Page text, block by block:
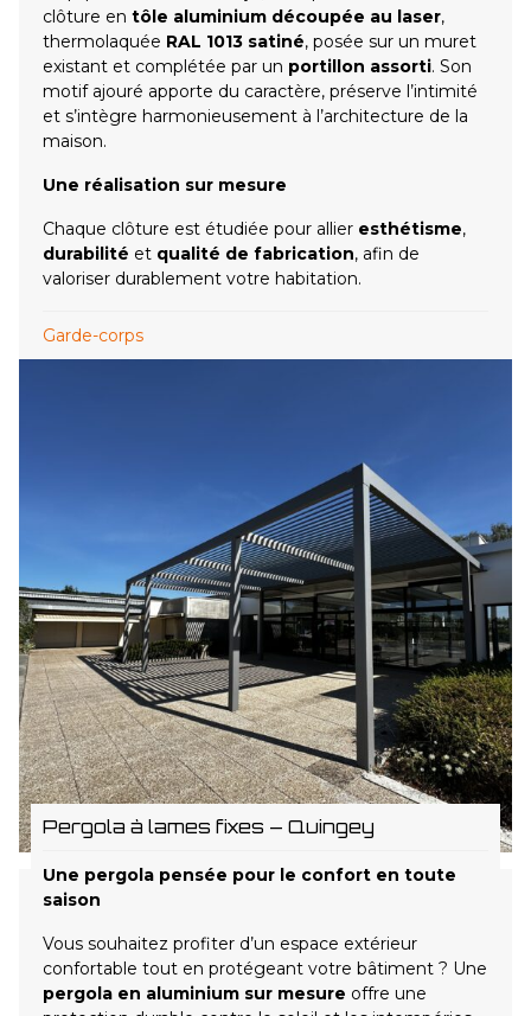
clôture en tôle aluminium découpée au laser,
thermolaquée RAL 1013 satiné, posée sur un muret
existant et complétée par un portillon assorti. Son
motif ajouré apporte du caractère, préserve l’intimité
et s’intègre harmonieusement à l’architecture de la
maison.
Une réalisation sur mesure
Chaque clôture est étudiée pour allier esthétisme,
durabilité et qualité de fabrication, afin de
valoriser durablement votre habitation.
Garde-corps
Pergola à lames fixes – Quingey
Une pergola pensée pour le confort en toute
saison
Vous souhaitez profiter d’un espace extérieur
confortable tout en protégeant votre bâtiment ? Une
pergola en aluminium sur mesure offre une